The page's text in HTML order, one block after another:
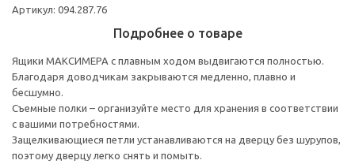
Артикул: 094.287.76
Подробнее о товаре
Ящики МАКСИМЕРА с плавным ходом выдвигаются полностью.
Благодаря доводчикам закрываются медленно, плавно и
бесшумно.
Съемные полки – организуйте место для хранения в соответствии
с вашими потребностями.
Защелкивающиеся петли устанавливаются на дверцу без шурупов,
поэтому дверцу легко снять и помыть.